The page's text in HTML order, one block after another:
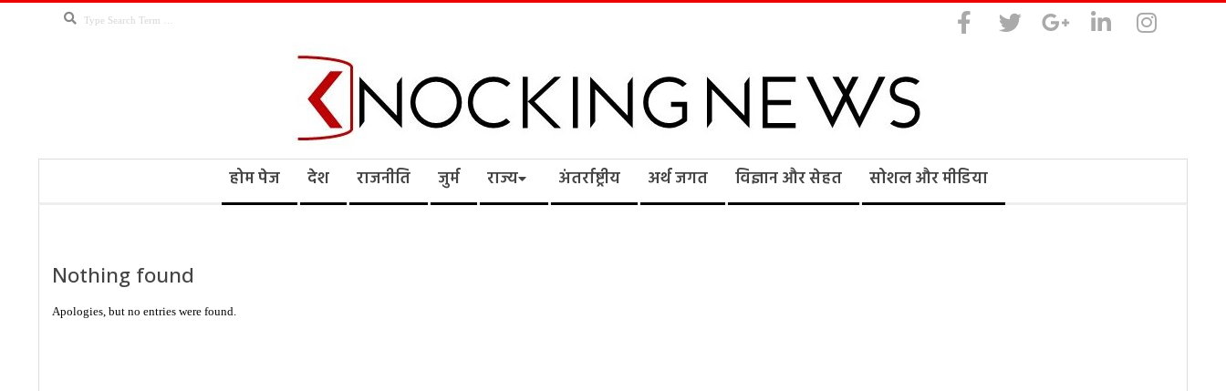
Search
Knocking
होम पेज देश राजनीति जुर्म राज्य अंतर्राष्ट्रीय अर्थ जगत विज्ञान और सेहत सोशल और मीडिया
Nothing found
Apologies, but no entries were found.